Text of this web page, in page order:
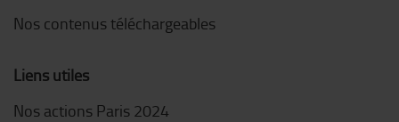
Nos contenus téléchargeables
Liens utiles
Nos actions Paris 2024